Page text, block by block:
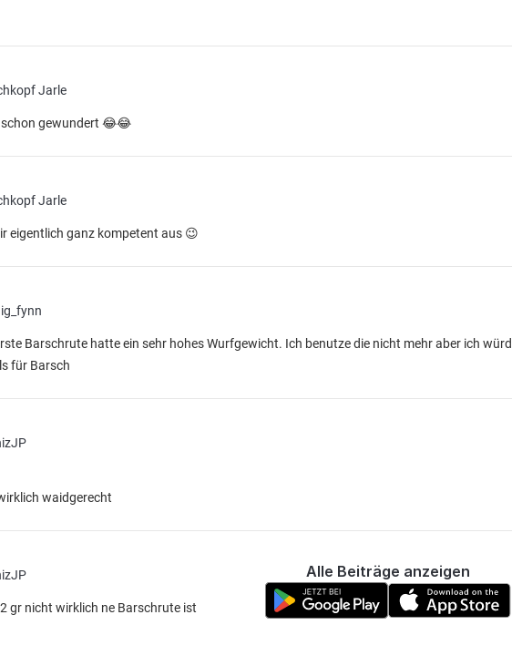
Jarle
gewundert 😂😂
Jarle
eigentlich ganz kompetent aus 😉
Barschrute hatte ein sehr hohes Wurfgewicht. Ich benutze die nicht mehr aber ich
für Barsch
waidgerecht
gr nicht wirklich ne Barschrute ist
Alle Beiträge anzeigen